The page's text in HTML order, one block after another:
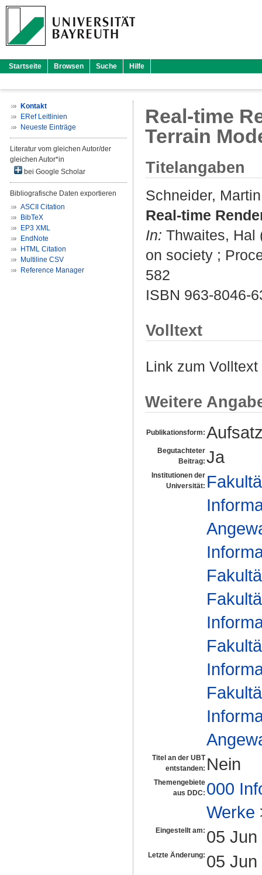
Startseite Browsen Suche Hilfe
Kontakt
ERef Leitlinien
Neueste Einträge
Literatur vom gleichen Autor/der
gleichen Autor*in
bei Google Scholar
Bibliografische Daten exportieren
ASCII Citation
BibTeX
EP3 XML
EndNote
HTML Citation
Multiline CSV
Reference Manager
Real-time
Terrain
Titelangaben
Schneider, Martin
Real-time
In: Thwaites, Hal
on society ;
582
ISBN 963-8046-
Volltext
Link zum
Weitere
Publikationsform:
Begutachteter
Beitrag: Ja
Institutionen der
Universität:
Titel an der UBT
entstanden: Nein
Themengebiete
aus DDC: 000
Werke
Eingestellt am: 05
Letzte Änderung: 05